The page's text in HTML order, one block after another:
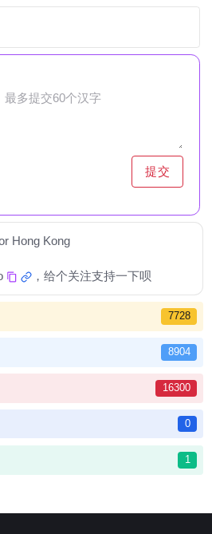
提交
Hong Kong
，给个关注支持一下呗
7728
8904
16300
0
1